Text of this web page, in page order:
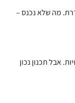
מה שלא נכנס –
אבל תכנון נכון